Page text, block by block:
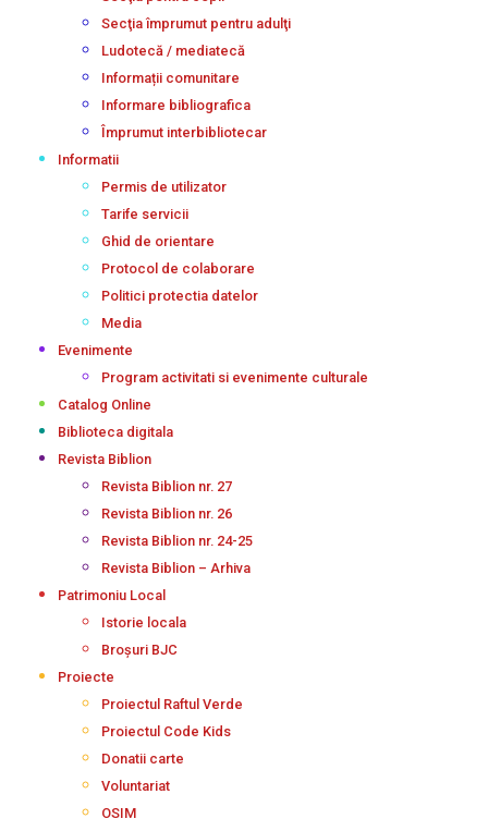
Secţia împrumut pentru adulţi
Ludotecă / mediatecă
Informații comunitare
Informare bibliografica
Împrumut interbibliotecar
Informatii
Permis de utilizator
Tarife servicii
Ghid de orientare
Protocol de colaborare
Politici protectia datelor
Media
Evenimente
Program activitati si evenimente culturale
Catalog Online
Biblioteca digitala
Revista Biblion
Revista Biblion nr. 27
Revista Biblion nr. 26
Revista Biblion nr. 24-25
Revista Biblion – Arhiva
Patrimoniu Local
Istorie locala
Broșuri BJC
Proiecte
Proiectul Raftul Verde
Proiectul Code Kids
Donatii carte
Voluntariat
OSIM